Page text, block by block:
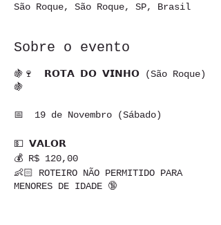
São Roque, São Roque, SP, Brasil
Sobre o evento
🍇🍷 𝗥𝗢𝗧𝗔 𝗗𝗢 𝗩𝗜𝗡𝗛𝗢 (São Roque)
🍇
📅 19 de Novembro (Sábado)
💵 𝗩𝗔𝗟𝗢𝗥
💰 R$ 120,00
👶🏻 ROTEIRO NÃO PERMITIDO PARA
MENORES DE IDADE 🔞